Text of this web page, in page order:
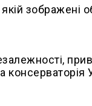
зображені